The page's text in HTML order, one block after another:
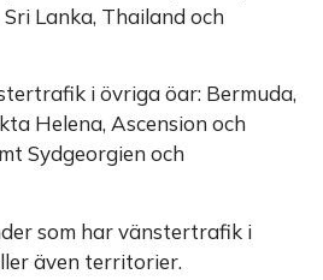
Lanka, Thailand och
i övriga öar: Bermuda,
Helena, Ascension och
Sydgeorgien och
som har vänstertrafik i
även territorier.